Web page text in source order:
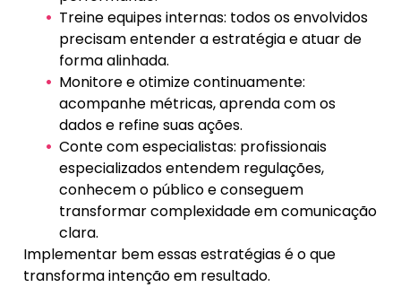
Treine equipes internas: todos os envolvidos
precisam entender a estratégia e atuar de
forma alinhada.
Monitore e otimize continuamente:
acompanhe métricas, aprenda com os
dados e refine suas ações.
Conte com especialistas: profissionais
especializados entendem regulações,
conhecem o público e conseguem
transformar complexidade em comunicação
clara.
Implementar bem essas estratégias é o que
transforma intenção em resultado.